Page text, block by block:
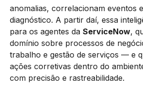
anomalias, correlacionam eventos
diagnóstico. A partir daí, essa
para os agentes da ServiceNow,
domínio sobre processos de
trabalho e gestão de serviços — e
ações corretivas dentro do
com precisão e rastreabilidade.